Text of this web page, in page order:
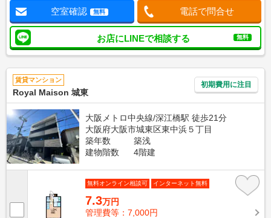
空室確認 無料 電話で問合せ
お店にLINEで相談する 無料
賃貸マンション
Royal Maison 城東
初期費用に注目
大阪メトロ中央線/深江橋駅 徒歩21分
大阪府大阪市城東区東中浜５丁目
築年数
築浅
建物階数
4階建
無料オンライン相談可 インターネット無料
7.3万円
管理費等：7,000円